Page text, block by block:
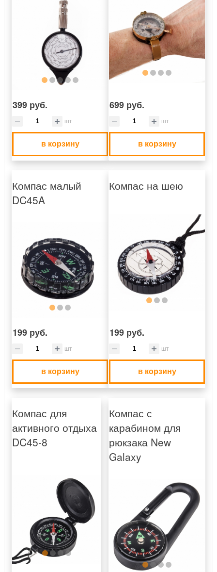
399 руб.
шт
в корзину
699 руб.
шт
в корзину
Компас малый
DC45A
199 руб.
шт
в корзину
Компас на шею
199 руб.
шт
в корзину
Компас для
активного отдыха
DC45-8
Компас с
карабином для
рюкзака New
Galaxy